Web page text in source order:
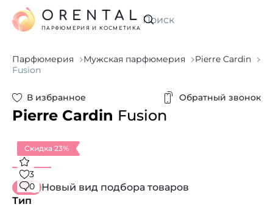
Искать
ORENTAL
ПАРФЮМЕРИЯ И КОСМЕТИКА
Парфюмерия Мужская парфюмерия
Pierre Cardin
Fusion
В избранное Обратный звонок
Pierre Cardin Fusion
Скидка 23%
3
0
Новый вид подбора товаров
Тип